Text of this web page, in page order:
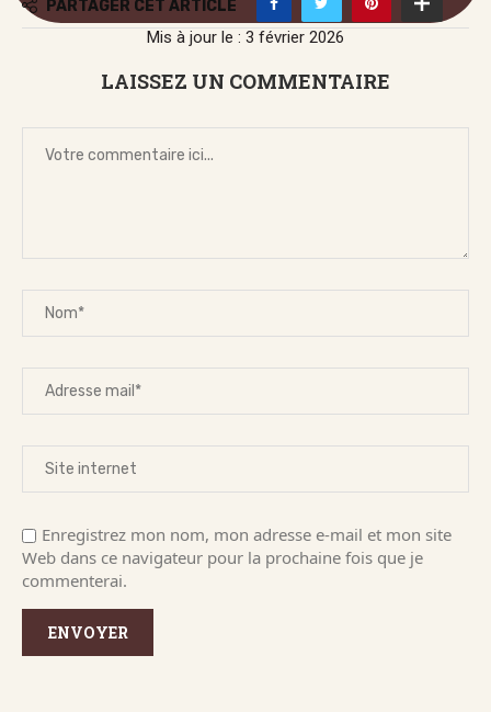
Mis à jour le : 3 février 2026
PARTAGER CET ARTICLE
LAISSEZ UN COMMENTAIRE
Enregistrez mon nom, mon adresse e-mail et mon site
Web dans ce navigateur pour la prochaine fois que je
commenterai.